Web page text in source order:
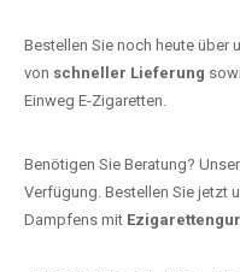
Bestellen Sie noch heute über
von schneller Lieferung
Einweg E-Zigaretten.
Benötigen Sie Beratung?
Verfügung. Bestellen Sie jetzt
Dampfens mit